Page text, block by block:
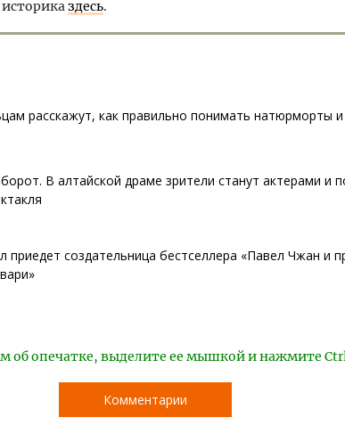
здесь.
расскажут, как правильно понимать натюрморты
В алтайской драме зрители станут актерами и
приедет создательница бестселлера «Павел Чжан и
об опечатке, выделите ее мышкой и нажмите
Комментарии